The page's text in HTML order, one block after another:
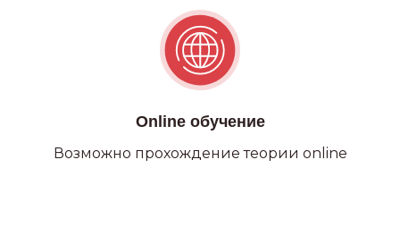
Online обучение
Возможно прохождение теории online
Категория С